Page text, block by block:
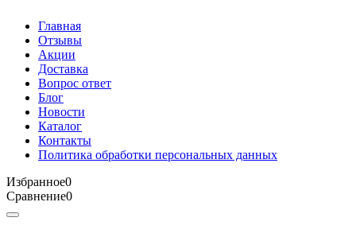
Главная
Отзывы
Акции
Доставка
Вопрос ответ
Блог
Новости
Каталог
Контакты
Политика обработки персональных данных
Избранное0
Сравнение0